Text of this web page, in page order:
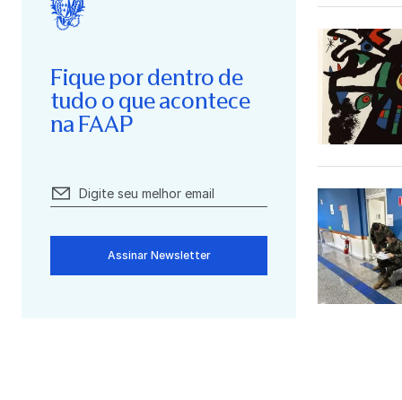
Fique por dentro de
tudo o que acontece
na FAAP
Assinar Newsletter